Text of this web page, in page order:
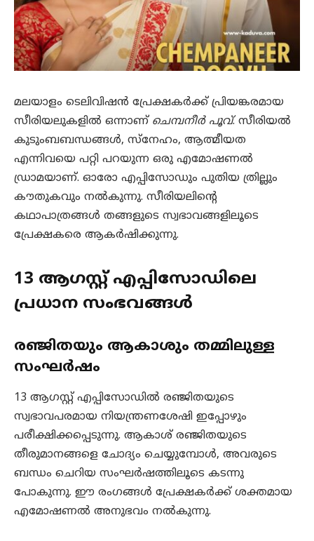
മലയാളം ടെലിവിഷൻ പ്രേക്ഷകർക്ക് പ്രിയങ്കരമായ
സീരിയലുകളിൽ ഒന്നാണ് ചെമ്പനീർ പൂവ്. സീരിയൽ
കുടുംബബന്ധങ്ങൾ, സ്നേഹം, ആത്മീയത
എന്നിവയെ പറ്റി പറയുന്ന ഒരു എമോഷണൽ
ഡ്രാമയാണ്. ഓരോ എപ്പിസോഡും പുതിയ ത്രില്ലും
കൗതുകവും നൽകുന്നു. സീരിയലിന്റെ
കഥാപാത്രങ്ങൾ തങ്ങളുടെ സ്വഭാവങ്ങളിലൂടെ
പ്രേക്ഷകരെ ആകർഷിക്കുന്നു.
13 ആഗസ്റ്റ് എപ്പിസോഡിലെ
പ്രധാന സംഭവങ്ങൾ
രഞ്ജിതയും ആകാശും തമ്മിലുള്ള
സംഘർഷം
13 ആഗസ്റ്റ് എപ്പിസോഡിൽ രഞ്ജിതയുടെ
സ്വഭാവപരമായ നിയന്ത്രണശേഷി ഇപ്പോഴും
പരീക്ഷിക്കപ്പെടുന്നു. ആകാശ് രഞ്ജിതയുടെ
തീരുമാനങ്ങളെ ചോദ്യം ചെയ്യുമ്പോൾ, അവരുടെ
ബന്ധം ചെറിയ സംഘർഷത്തിലൂടെ കടന്നു
പോകുന്നു. ഈ രംഗങ്ങൾ പ്രേക്ഷകർക്ക് ശക്തമായ
എമോഷണൽ അനുഭവം നൽകുന്നു.